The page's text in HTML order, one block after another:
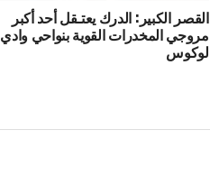
القصر الكبير: الدرك يعتـقل أحد أكبر
مروجي المخدرات القوية بنواحي وادي
لوكوس